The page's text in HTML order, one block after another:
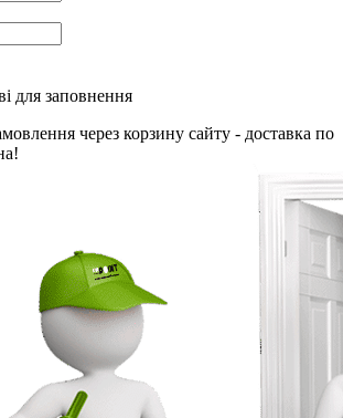
для заповнення
через корзину сайту - доставка по